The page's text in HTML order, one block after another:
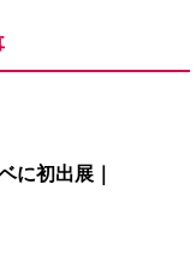
に初出展｜